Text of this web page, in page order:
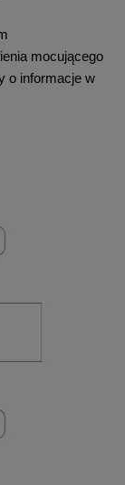
mocującego
o informacje w